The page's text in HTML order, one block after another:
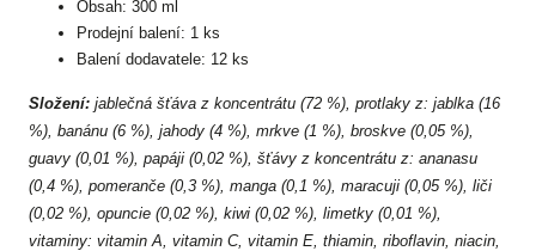
Obsah: 300 ml
Prodejní balení: 1 ks
Balení dodavatele: 12 ks
Složení: jablečná šťáva z koncentrátu (72 %), protlaky z: jablka (16
%), banánu (6 %), jahody (4 %), mrkve (1 %), broskve (0,05 %),
guavy (0,01 %), papáji (0,02 %), šťávy z koncentrátu z: ananasu
(0,4 %), pomeranče (0,3 %), manga (0,1 %), maracuji (0,05 %), liči
(0,02 %), opuncie (0,02 %), kiwi (0,02 %), limetky (0,01 %),
vitaminy: vitamin A, vitamin C, vitamin E, thiamin, riboflavin, niacin,